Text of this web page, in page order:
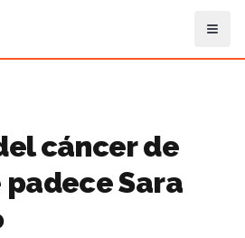
cáncer de
Sara